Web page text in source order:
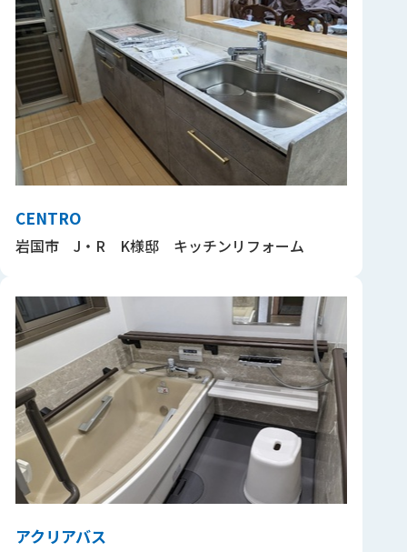
CENTRO
岩国市 J・R K様邸 キッチンリフォーム
アクリアバス